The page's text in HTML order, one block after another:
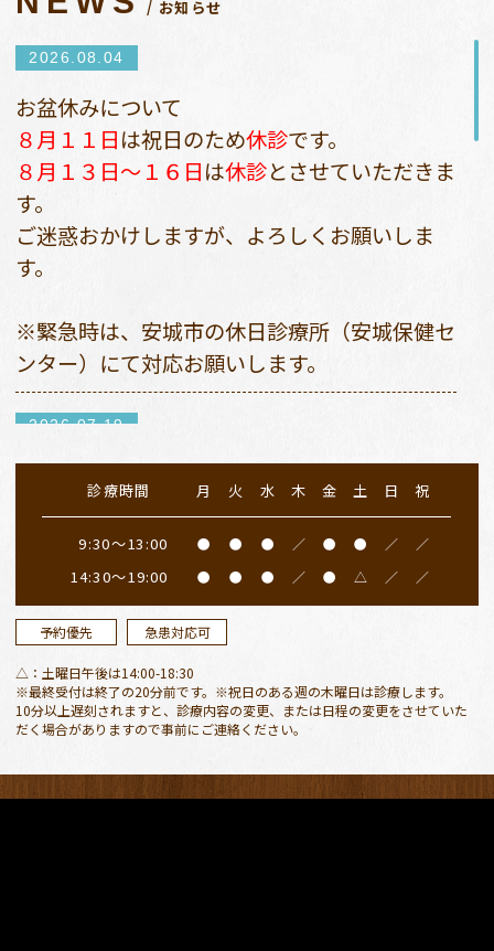
お知らせ
2026.08.04
お盆休みについて
８月１１日は祝日のため休診です。
８月１３日〜１６日は休診とさせていただきま
す。
ご迷惑おかけしますが、よろしくお願いしま
す。
※緊急時は、安城市の休日診療所（安城保健セ
ンター）にて対応お願いします。
2026.07.19
７月２０日（月）は祝日のため、休診日となり
振替診療は２３日（木）９：３０〜１３：００
となります。午後は私用のため休診とさせてい
ご迷惑おかけしますがよろしくお願いします。
2026.04.27
４月２９日、５月３〜６日が休診日
４月３０日（木）、５月７日（木）は振替診療
診療時間 月 火 水 木 金 土 日 祝
9:30～13:00 ● ● ● ／ ● ● ／ ／
14:30～19:00 ● ● ● ／ ● △ ／ ／
予約優先 急患対応可
△：土曜日午後は14:00-18:30
※最終受付は終了の20分前です。※祝日のある週の木曜日は診療します。
10分以上遅刻されますと、診療内容の変更、または日程の変更をさせていた
だく場合がありますので事前にご連絡ください。